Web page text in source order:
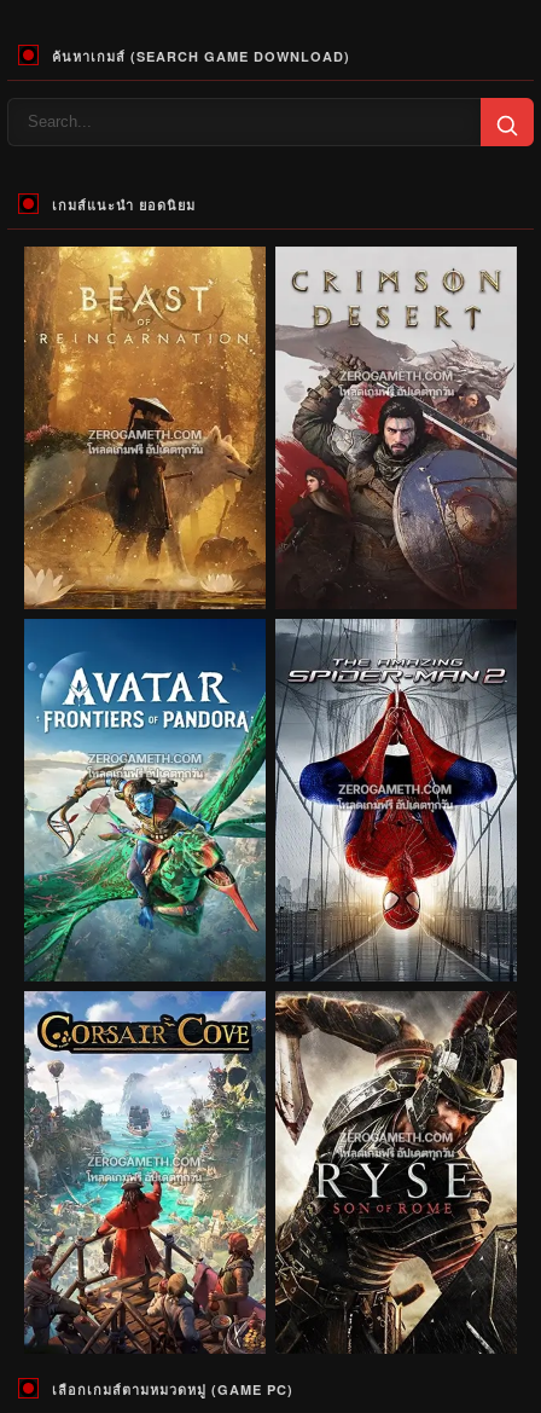
ค้นหาเกมส์ (SEARCH GAME DOWNLOAD)
เกมส์แนะนำ ยอดนิยม
เลือกเกมส์ตามหมวดหมู่ (GAME PC)